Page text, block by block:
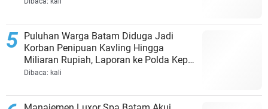
Puluhan Warga Batam Diduga Jadi
Korban Penipuan Kavling Hingga
Miliaran Rupiah, Laporan ke Polda Kepri
Jalan di Tempat?
Dibaca: kali